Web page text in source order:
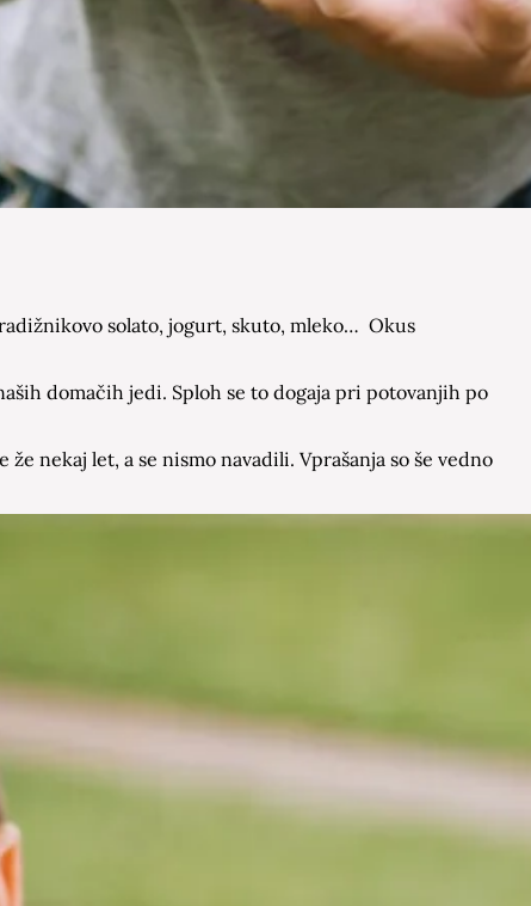
solato, jogurt, skuto, mleko… Okus
domačih jedi. Sploh se to dogaja pri potovanjih po
nekaj let, a se nismo navadili. Vprašanja so še vedno